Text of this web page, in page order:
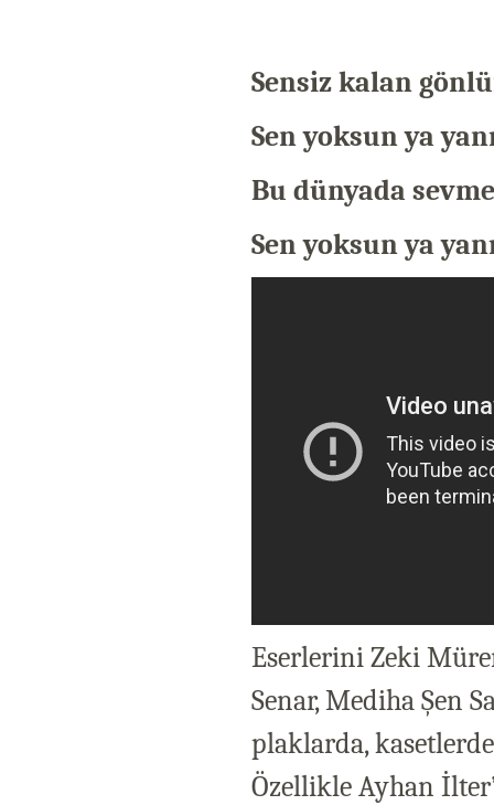
Sensiz kalan
Sen yoksun ya
Bu dünyada
Sen yoksun ya
Eserlerini Zeki
Senar, Mediha Şen
plaklarda,
Özellikle Ayhan